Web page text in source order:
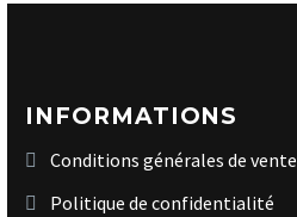
INFORMATIONS
Conditions générales de vente
Politique de confidentialité